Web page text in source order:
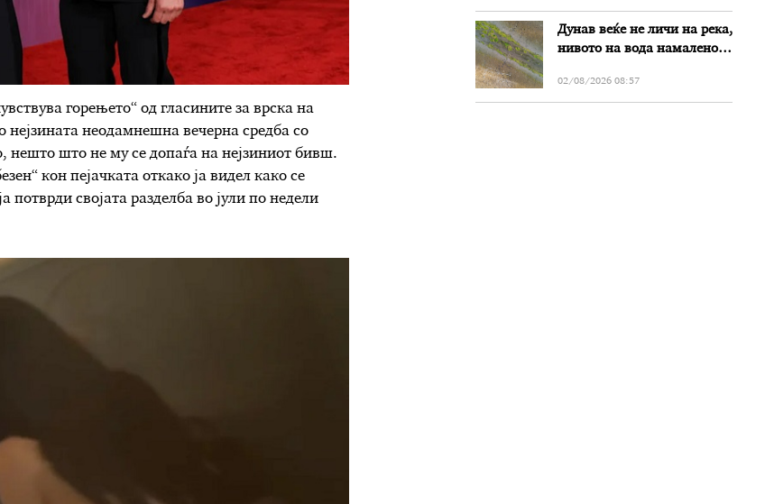
горењето“ од гласините за врска на
неодамнешна вечерна средба со
нешто што не му се допаѓа на нејзиниот бивш.
кон пејачката откако ја видел како се
потврди својата разделба во јули по недели
Дунав веќе не личи на река,
нивото на вода намалено
Бугарија
02/08/2026 08:57